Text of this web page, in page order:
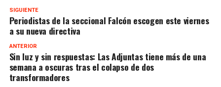
SIGUIENTE
Periodistas de la seccional Falcón escogen este viernes
a su nueva directiva
ANTERIOR
Sin luz y sin respuestas: Las Adjuntas tiene más de una
semana a oscuras tras el colapso de dos
transformadores